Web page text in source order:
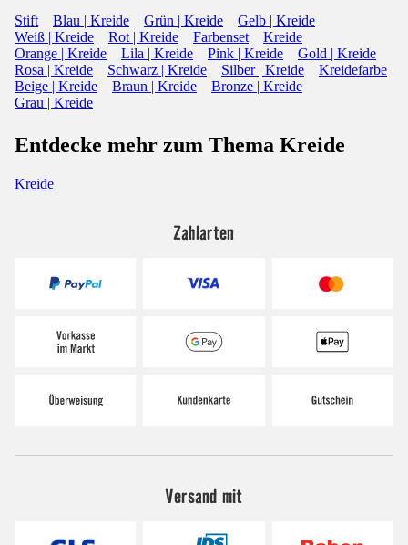
Stift Blau | Kreide Grün | Kreide
Gelb | Kreide
Weiß | Kreide
Rot | Kreide Farbenset
Kreide
Orange | Kreide
Lila | Kreide Pink | Kreide
Gold | Kreide
Rosa | Kreide
Schwarz | Kreide Silber | Kreide
Kreidefarbe
Beige | Kreide
Braun | Kreide
Bronze | Kreide
Grau | Kreide
Entdecke mehr zum Thema Kreide
Kreide
Zahlarten
Versand mit